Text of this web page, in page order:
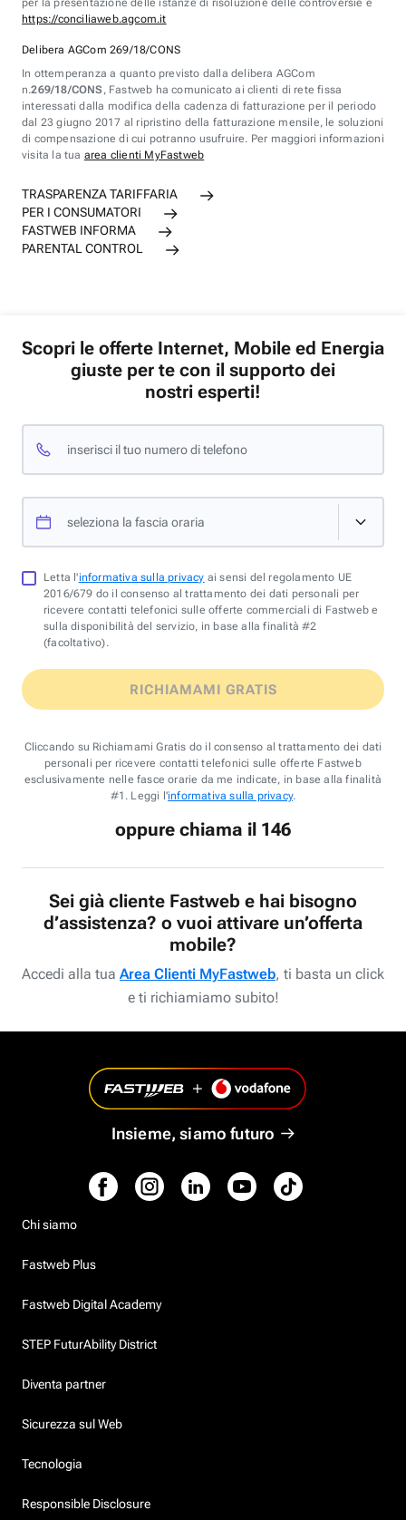
per la presentazione delle istanze di risoluzione delle controversie è
https://conciliaweb.agcom.it
Delibera AGCom 269/18/CONS
In ottemperanza a quanto previsto dalla delibera AGCom
n.269/18/CONS , Fastweb ha comunicato ai clienti di rete fissa
interessati dalla modifica della cadenza di fatturazione per il periodo
dal 23 giugno 2017 al ripristino della fatturazione mensile, le soluzioni
di compensazione di cui potranno usufruire. Per maggiori informazioni
visita la tua area clienti MyFastweb
TRASPARENZA TARIFFARIA
PER I CONSUMATORI
FASTWEB INFORMA
PARENTAL CONTROL
Scopri le offerte Internet, Mobile ed Energia
giuste per te con il supporto dei
nostri esperti!
inserisci il tuo numero di telefono
seleziona la fascia oraria
Letta l'informativa sulla privacy ai sensi del regolamento UE
2016/679 do il consenso al trattamento dei dati personali per
ricevere contatti telefonici sulle offerte commerciali di Fastweb e
sulla disponibilità del servizio, in base alla finalità #2
(facoltativo).
RICHIAMAMI GRATIS
Cliccando su Richiamami Gratis do il consenso al trattamento dei dati
personali per ricevere contatti telefonici sulle offerte Fastweb
esclusivamente nelle fasce orarie da me indicate, in base alla finalità
#1. Leggi l'informativa sulla privacy.
oppure chiama il 146
Sei già cliente Fastweb e hai bisogno
d’assistenza? o vuoi attivare un’offerta
mobile?
Accedi alla tua Area Clienti MyFastweb, ti basta un click
e ti richiamiamo subito!
Insieme, siamo futuro
Chi siamo
Fastweb Plus
Fastweb Digital Academy
STEP FuturAbility District
Diventa partner
Sicurezza sul Web
Tecnologia
Responsible Disclosure